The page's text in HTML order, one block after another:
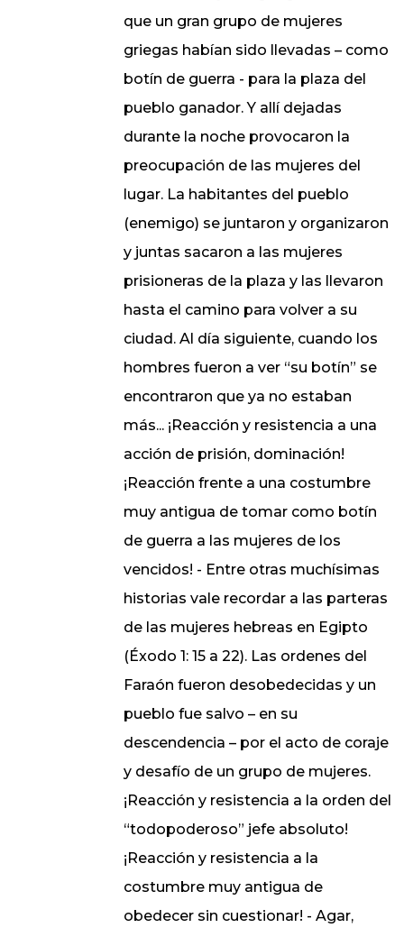
que un gran grupo de mujeres
griegas habían sido llevadas – como
botín de guerra - para la plaza del
pueblo ganador. Y allí dejadas
durante la noche provocaron la
preocupación de las mujeres del
lugar. La habitantes del pueblo
(enemigo) se juntaron y organizaron
y juntas sacaron a las mujeres
prisioneras de la plaza y las llevaron
hasta el camino para volver a su
ciudad. Al día siguiente, cuando los
hombres fueron a ver “su botín” se
encontraron que ya no estaban
más... ¡Reacción y resistencia a una
acción de prisión, dominación!
¡Reacción frente a una costumbre
muy antigua de tomar como botín
de guerra a las mujeres de los
vencidos! - Entre otras muchísimas
historias vale recordar a las parteras
de las mujeres hebreas en Egipto
(Éxodo 1: 15 a 22). Las ordenes del
Faraón fueron desobedecidas y un
pueblo fue salvo – en su
descendencia – por el acto de coraje
y desafío de un grupo de mujeres.
¡Reacción y resistencia a la orden del
“todopoderoso” jefe absoluto!
¡Reacción y resistencia a la
costumbre muy antigua de
obedecer sin cuestionar! - Agar,